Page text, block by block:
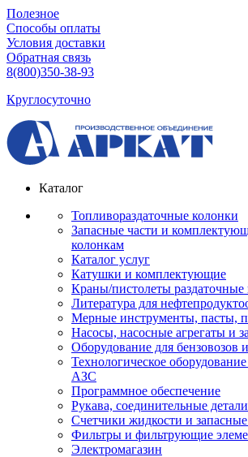
Полезное
Способы оплаты
Условия доставки
Обратная связь
8(800)350-38-93
Круглосуточно
Каталог
Топливораздаточные колонки
Запасные части и
колонкам
Каталог услуг
Катушки и комплектующие
Краны/пистолеты раздаточные
Литература для
Мерные инструменты, пасты,
Насосы, насосные агрегаты и
Оборудование для бензовозов
Технологическое
АЗС
Программное обеспечение
Рукава, соединительные
Счетчики жидкости и запасные
Фильтры и фильтрующие
Электромагазин